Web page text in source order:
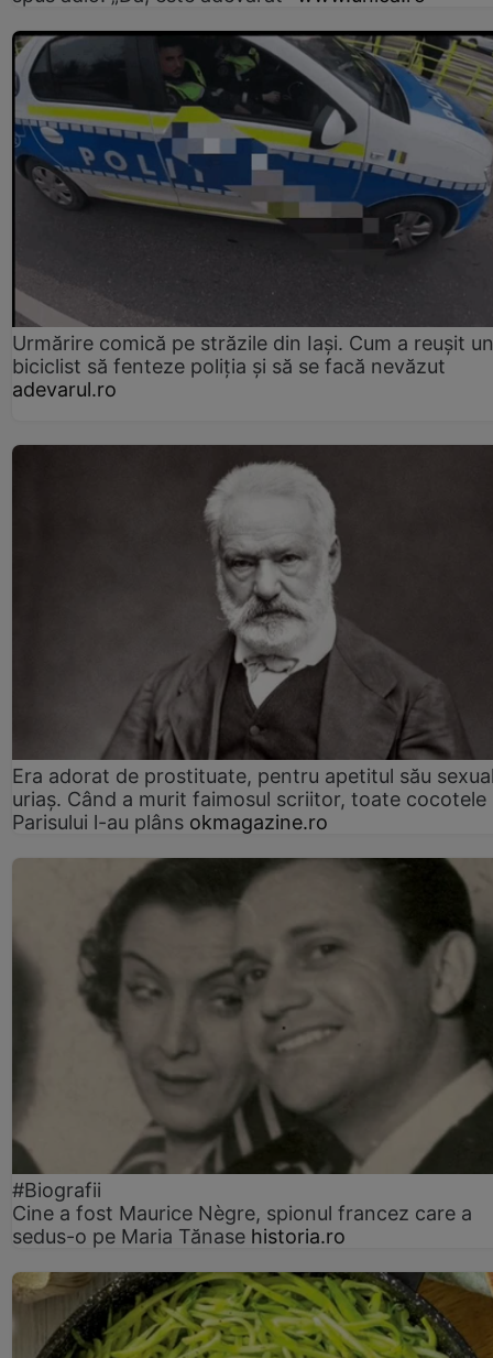
Urmărire comică pe străzile din Iași. Cum a reușit un
biciclist să fenteze poliția și să se facă nevăzut
adevarul.ro
Era adorat de prostituate, pentru apetitul său
uriaș. Când a murit faimosul scriitor, toate cocotele
Parisului l-au plâns okmagazine.ro
#Biografii
Cine a fost Maurice Nègre, spionul francez care a
sedus-o pe Maria Tănase historia.ro